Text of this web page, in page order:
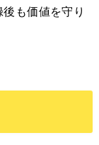
も価値を守り